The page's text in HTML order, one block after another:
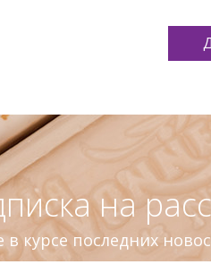
на
в курсе последних